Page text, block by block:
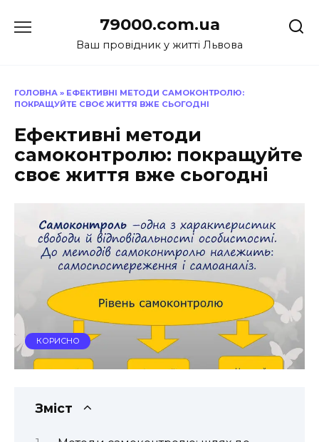
до
79000.com.ua
Ваш провідник у житті Львова
ГОЛОВНА » ЕФЕКТИВНІ МЕТОДИ САМОКОНТРОЛЮ:
ПОКРАЩУЙТЕ СВОЄ ЖИТТЯ ВЖЕ СЬОГОДНІ
Ефективні методи
самоконтролю: покращуйте
своє життя вже сьогодні
КОРИСНО
Зміст